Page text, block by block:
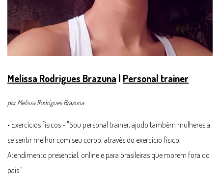
Melissa Rodrigues Brazuna | Personal trainer
por Melissa Rodrigues Brazuna
• Exercícios físicos - "Sou personal trainer, ajudo também mulheres a
se sentir melhor com seu corpo, através do exercício físico.
Atendimento presencial, online e para brasileiras que morem fora do
país."